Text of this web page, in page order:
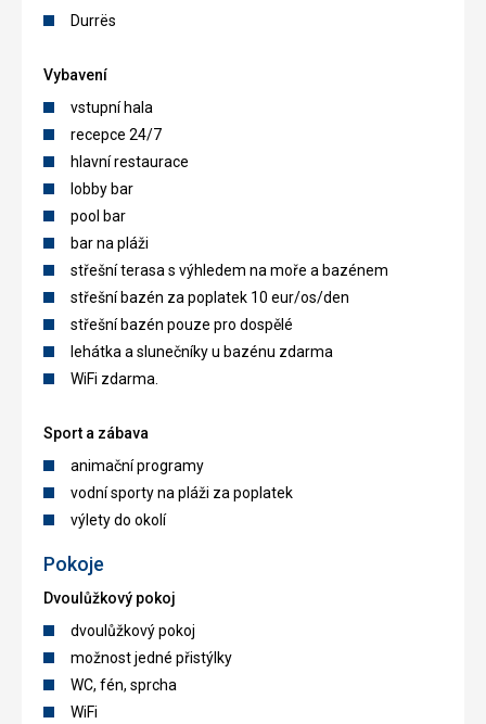
Durrës
Vybavení
vstupní hala
recepce 24/7
hlavní restaurace
lobby bar
pool bar
bar na pláži
střešní terasa s výhledem na moře a bazénem
střešní bazén za poplatek 10 eur/os/den
střešní bazén pouze pro dospělé
lehátka a slunečníky u bazénu zdarma
WiFi zdarma.
Sport a zábava
animační programy
vodní sporty na pláži za poplatek
výlety do okolí
Pokoje
Dvoulůžkový pokoj
dvoulůžkový pokoj
možnost jedné přistýlky
WC, fén, sprcha
WiFi